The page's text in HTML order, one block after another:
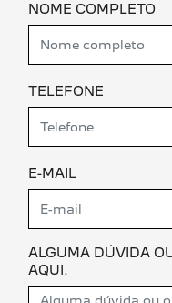
NOME COMPLETO
TELEFONE
E-MAIL
ALGUMA DÚVIDA
AQUI.